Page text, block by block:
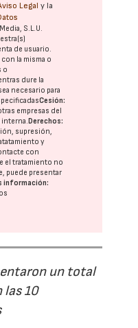
Legal y la
S.L.U.
de usuario.
la misma o
o
dure la
necesario para
Cesión:
empresas del
Derechos:
supresión,
y
con
el tratamiento no
puede presentar
información:
un total
las 10